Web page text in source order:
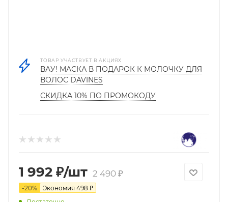
ТОВАР УЧАСТВУЕТ В АКЦИЯХ
ВАУ! МАСКА В ПОДАРОК К МОЛОЧКУ ДЛЯ
ВОЛОС DAVINES
СКИДКА 10% ПО ПРОМОКОДУ
1 992 ₽/шт 2 490₽
-20% Экономия 498 ₽